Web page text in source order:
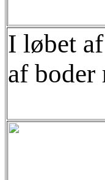
I løbet
af